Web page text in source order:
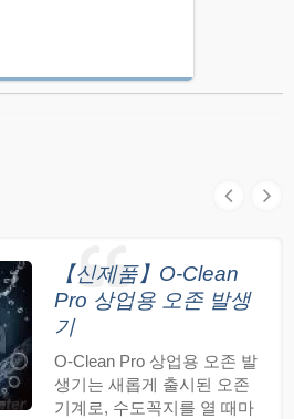
【신제품】O-Clean
Pro 상업용 오존 발생
기
O-Clean Pro 상업용 오존 발
생기는 새롭게 출시된 오존
기계로, 수도꼭지를 열 때마